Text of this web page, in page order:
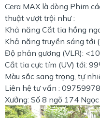
Cera MAX là dòng Phim
thuật vượt trội như :
Khả năng Cắt tia hồng
Khả năng truyền sáng tới
Độ phản gương (VLR):
Cắt tia cực tím (UV) tới:
Màu sắc sang trọng, tự
Liên hệ tư vấn :
Xưởng: Số 8 ngõ 174